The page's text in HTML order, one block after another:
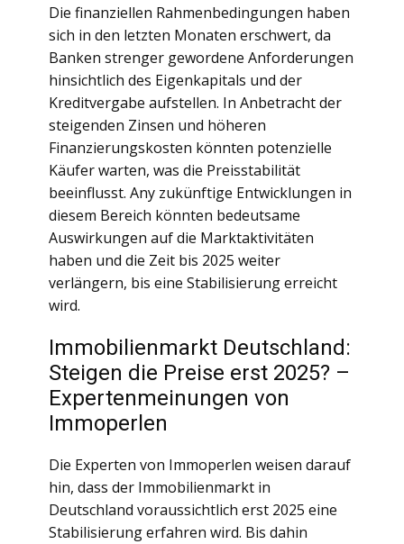
Die finanziellen Rahmenbedingungen haben
sich in den letzten Monaten erschwert, da
Banken strenger gewordene Anforderungen
hinsichtlich des Eigenkapitals und der
Kreditvergabe aufstellen. In Anbetracht der
steigenden Zinsen und höheren
Finanzierungskosten könnten potenzielle
Käufer warten, was die Preisstabilität
beeinflusst. Any zukünftige Entwicklungen in
diesem Bereich könnten bedeutsame
Auswirkungen auf die Marktaktivitäten
haben und die Zeit bis 2025 weiter
verlängern, bis eine Stabilisierung erreicht
wird.
Immobilienmarkt Deutschland:
Steigen die Preise erst 2025? –
Expertenmeinungen von
Immoperlen
Die Experten von Immoperlen weisen darauf
hin, dass der Immobilienmarkt in
Deutschland voraussichtlich erst 2025 eine
Stabilisierung erfahren wird. Bis dahin